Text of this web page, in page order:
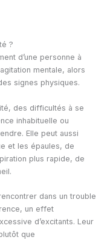
?
d’une personne à
mentale, alors
signes physiques.
des difficultés à se
inhabituelle ou
Elle peut aussi
et les épaules, de
plus rapide, de
dans un trouble
un effet
d’excitants. Leur
que